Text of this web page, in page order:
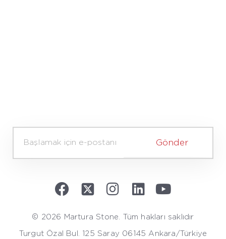
e
Gönder
© 2026 Martura Stone. Tüm hakları saklıdır
Turgut Özal Bul. 125 Saray 06145 Ankara/Türkiye